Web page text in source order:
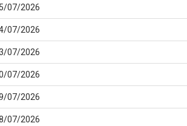
07/2026
07/2026
07/2026
07/2026
07/2026
07/2026